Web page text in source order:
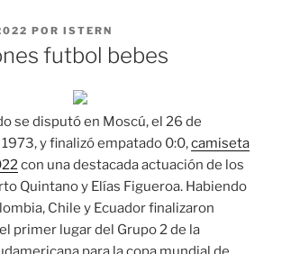
POR ISTERN
futbol bebes
se disputó en Moscú, el 26 de
y finalizó empatado 0:0,camiseta
con una destacada actuación de los
Quintano y Elías Figueroa. Habiendo
Chile y Ecuador finalizaron
primer lugar del Grupo 2 de la